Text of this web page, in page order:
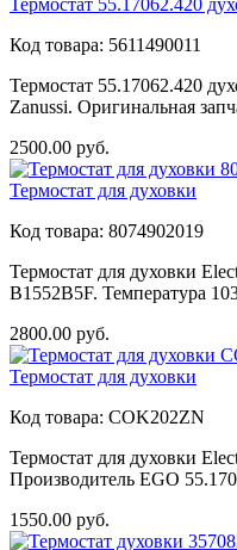
Код товара: 5611490011
Термостат 55.17062.420
Zanussi. Оригинальная
2500.00 руб.
Термостат для духовки
Код товара: 8074902019
Термостат для духовки
B1552B5F. Температура
2800.00 руб.
Термостат для духовки
Код товара: COK202ZN
Термостат для духовки
Производитель EGO
1550.00 руб.